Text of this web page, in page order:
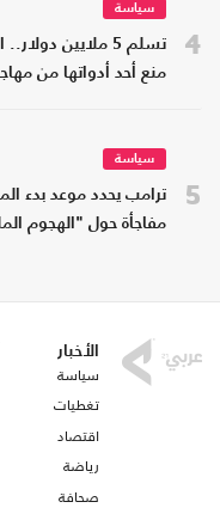
4
سياسة
تسلم 5 ملايين
منع أحد أدواتها من
5
سياسة
ترامب يحدد موعد بدء
مفاجأة حول "الهجوم
الأخبار
سياسة
تغطيات
اقتصاد
رياضة
صحافة